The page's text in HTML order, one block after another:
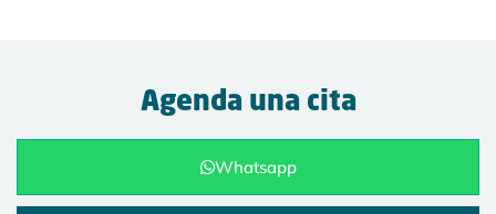
Agenda una cita
Whatsapp